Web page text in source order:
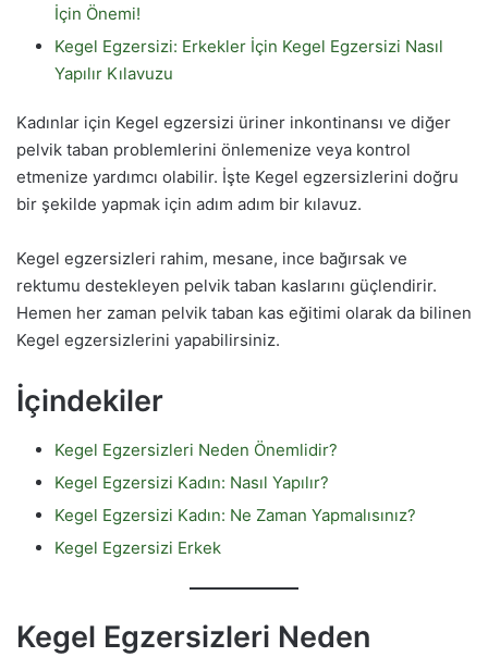
İçin Önemi!
Kegel Egzersizi: Erkekler İçin Kegel Egzersizi Nasıl
Yapılır Kılavuzu
Kadınlar için Kegel egzersizi üriner inkontinansı ve diğer
pelvik taban problemlerini önlemenize veya kontrol
etmenize yardımcı olabilir. İşte Kegel egzersizlerini doğru
bir şekilde yapmak için adım adım bir kılavuz.
Kegel egzersizleri rahim, mesane, ince bağırsak ve
rektumu destekleyen pelvik taban kaslarını güçlendirir.
Hemen her zaman pelvik taban kas eğitimi olarak da bilinen
Kegel egzersizlerini yapabilirsiniz.
İçindekiler
Kegel Egzersizleri Neden Önemlidir?
Kegel Egzersizi Kadın: Nasıl Yapılır?
Kegel Egzersizi Kadın: Ne Zaman Yapmalısınız?
Kegel Egzersizi Erkek
Kegel Egzersizleri Neden